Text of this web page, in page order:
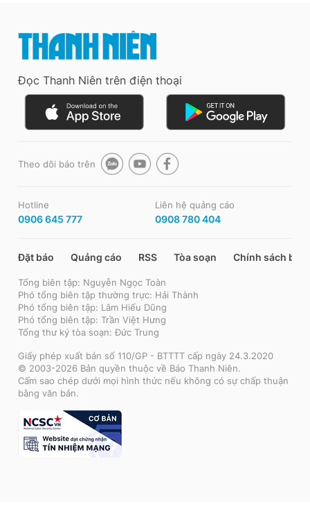
Đọc Thanh Niên trên điện thoại
Theo dõi báo trên
Hotline
0906 645 777
Liên hệ quảng cáo
0908 780 404
Đặt báo Quảng cáo RSS Tòa soạn Chính sách bảo
Tổng biên tập: Nguyễn Ngọc Toàn
Phó tổng biên tập thường trực: Hải Thành
Phó tổng biên tập: Lâm Hiếu Dũng
Phó tổng biên tập: Trần Việt Hưng
Tổng thư ký tòa soạn: Đức Trung
Giấy phép xuất bản số 110/GP - BTTTT cấp ngày 24.3.2020
© 2003-2026 Bản quyền thuộc về Báo Thanh Niên.
Cấm sao chép dưới mọi hình thức nếu không có sự chấp thuận
bằng văn bản.